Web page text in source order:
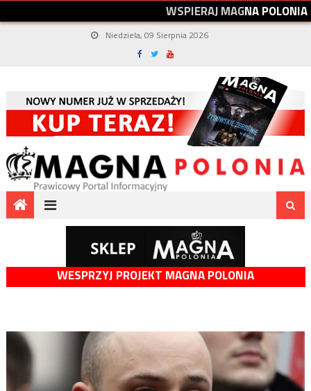
WSPIERAJMAGNAPOLONIA
Niedziela, 09 Sierpnia 2026
WESPRZYJ PROJEKT MAGNA POLONIA